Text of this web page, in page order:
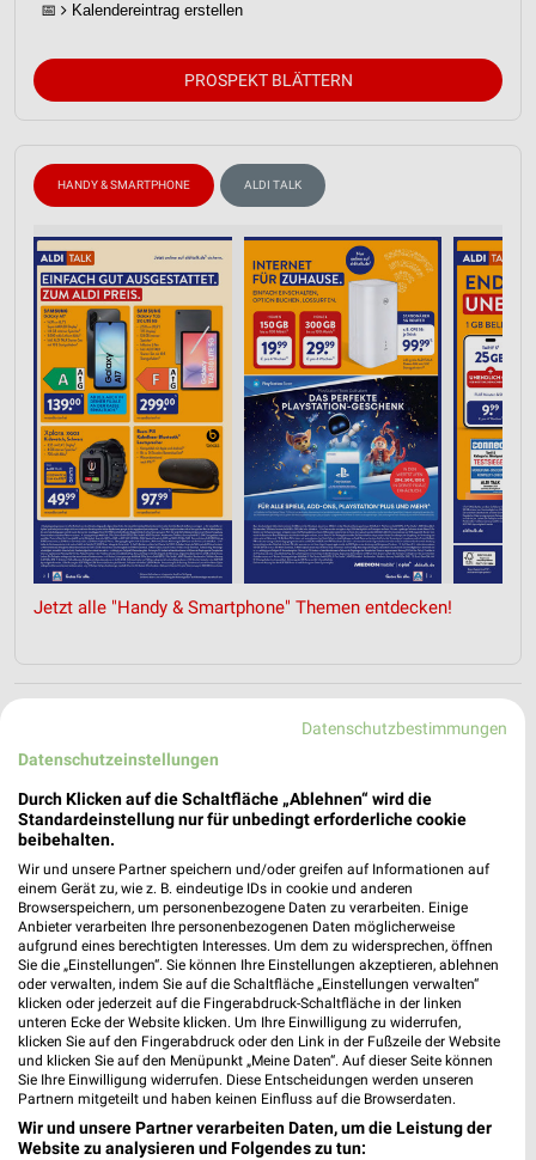
📅 Kalendereintrag erstellen
PROSPEKT BLÄTTERN
HANDY & SMARTPHONE ALDI TALK
Jetzt alle "Handy & Smartphone" Themen entdecken!
ALDI Nord Gardelegen
Stendaler Straße 89
39638 Gardelegen
134,85 km • Angebote: 4 Prospekte
Datenschutzbestimmungen
Datenschutzeinstellungen
Durch Klicken auf die Schaltfläche „Ablehnen“ wird die
Standardeinstellung nur für unbedingt erforderliche cookie
beibehalten.
Wir und unsere Partner speichern und/oder greifen auf Informationen auf
einem Gerät zu, wie z. B. eindeutige IDs in cookie und anderen
Browserspeichern, um personenbezogene Daten zu verarbeiten. Einige
Anbieter verarbeiten Ihre personenbezogenen Daten möglicherweise
aufgrund eines berechtigten Interesses. Um dem zu widersprechen, öffnen
Sie die „Einstellungen“. Sie können Ihre Einstellungen akzeptieren, ablehnen
oder verwalten, indem Sie auf die Schaltfläche „Einstellungen verwalten“
klicken oder jederzeit auf die Fingerabdruck-Schaltfläche in der linken
unteren Ecke der Website klicken. Um Ihre Einwilligung zu widerrufen,
klicken Sie auf den Fingerabdruck oder den Link in der Fußzeile der Website
und klicken Sie auf den Menüpunkt „Meine Daten“. Auf dieser Seite können
Sie Ihre Einwilligung widerrufen. Diese Entscheidungen werden unseren
Partnern mitgeteilt und haben keinen Einfluss auf die Browserdaten.
Wir und unsere Partner verarbeiten Daten, um die Leistung der
Website zu analysieren und Folgendes zu tun: